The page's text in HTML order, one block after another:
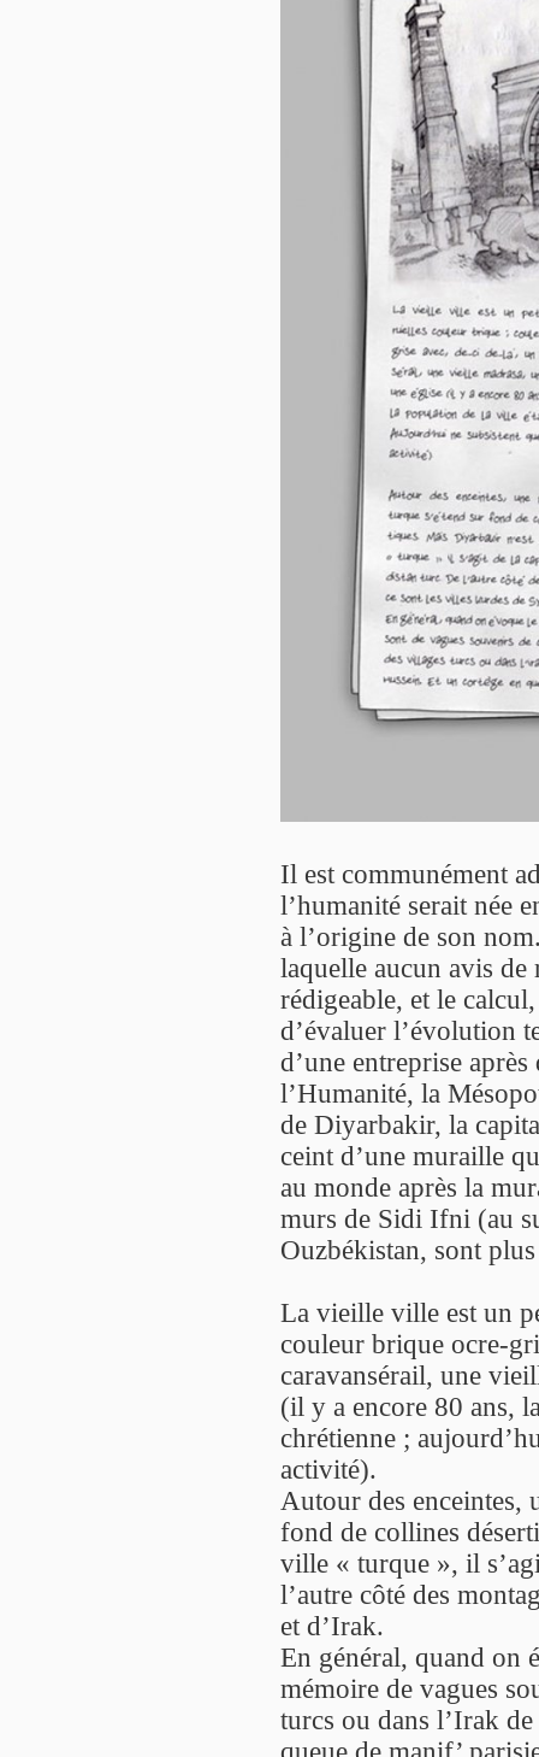
Il est communément
l’humanité serait née
à l’origine de son
laquelle aucun avis
rédigeable, et le
d’évaluer l’évolution
d’une entreprise
l’Humanité, la
de Diyarbakir, la
ceint d’une muraille
au monde après la
murs de Sidi Ifni (au
Ouzbékistan, sont
La vieille ville est un
couleur brique ocre-
caravansérail, une
(il y a encore 80 ans,
chrétienne ;
activité).
Autour des enceintes,
fond de collines
ville « turque », il
l’autre côté des
et d’Irak.
En général, quand on
mémoire de vagues
turcs ou dans l’Irak
queue de manif’